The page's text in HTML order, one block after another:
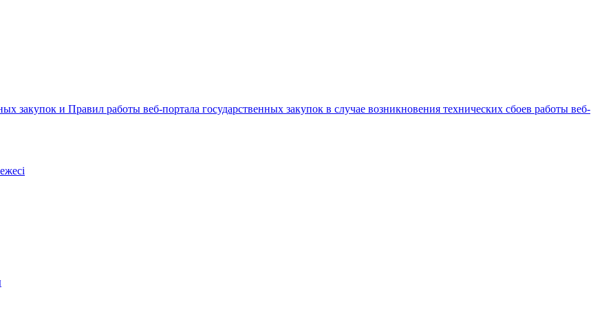
закупок и Правил работы веб-портала государственных закупок в случае возникновения технических сбоев работы веб-